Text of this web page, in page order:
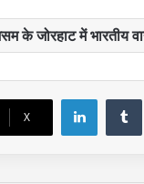
के जोरहाट में भारतीय
X